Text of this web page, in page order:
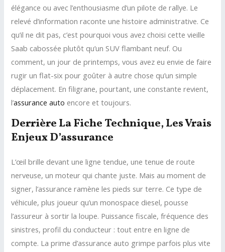
élégance ou avec l’enthousiasme d’un pilote de rallye. Le
relevé d’information raconte une histoire administrative. Ce
qu’il ne dit pas, c’est pourquoi vous avez choisi cette vieille
Saab cabossée plutôt qu’un SUV flambant neuf. Ou
comment, un jour de printemps, vous avez eu envie de faire
rugir un flat-six pour goûter à autre chose qu’un simple
déplacement. En filigrane, pourtant, une constante revient,
l’assurance auto encore et toujours.
Derrière La Fiche Technique, Les Vrais
Enjeux D’assurance
L’œil brille devant une ligne tendue, une tenue de route
nerveuse, un moteur qui chante juste. Mais au moment de
signer, l’assurance ramène les pieds sur terre. Ce type de
véhicule, plus joueur qu’un monospace diesel, pousse
l’assureur à sortir la loupe. Puissance fiscale, fréquence des
sinistres, profil du conducteur : tout entre en ligne de
compte. La prime d’assurance auto grimpe parfois plus vite